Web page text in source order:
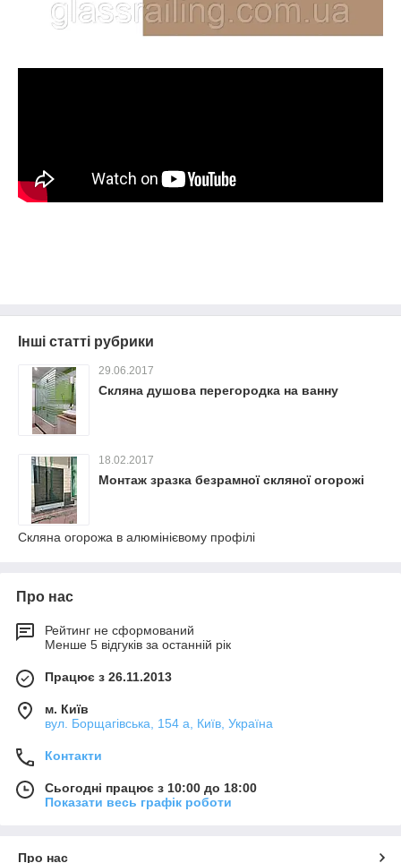
Інші статті рубрики
29.06.2017
Скляна душова перегородка на ванну
18.02.2017
Монтаж зразка безрамної скляної огорожі
Скляна огорожа в алюмінієвому профілі
Про нас
Рейтинг не сформований
Менше 5 відгуків за останній рік
Працює з 26.11.2013
м. Київ
вул. Борщагівська, 154 а, Київ, Україна
Контакти
Сьогодні працює з 10:00 до 18:00
Показати весь графік роботи
Про нас